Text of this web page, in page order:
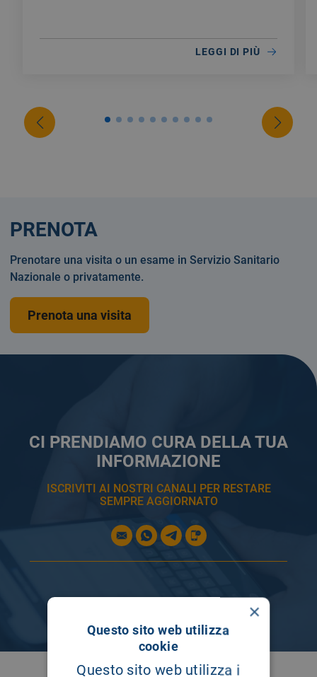
LEGGI DI PIÙ
CI PRENDIAMO CURA DELLA TUA
INFORMAZIONE
ISCRIVITI AI NOSTRI CANALI PER RESTARE
SEMPRE AGGIORNATO
PRENOTA
Prenotare una visita o un esame in Servizio Sanitario
Nazionale o privatamente.
Prenota una visita
×
Questo sito web utilizza
cookie
Questo sito web utilizza i